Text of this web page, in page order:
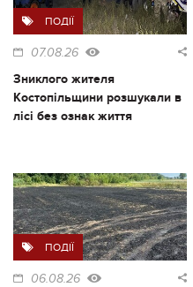
ПОДІЇ
07.08.26
Зниклого жителя
Костопільщини розшукали в
лісі без ознак життя
ПОДІЇ
06.08.26